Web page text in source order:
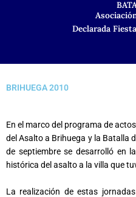
Declarada
BRIHUEGA 2010
En el marco del programa de
del Asalto a Brihuega y la Batalla
de septiembre se desarrolló en
histórica del asalto a la villa que
La realización de estas